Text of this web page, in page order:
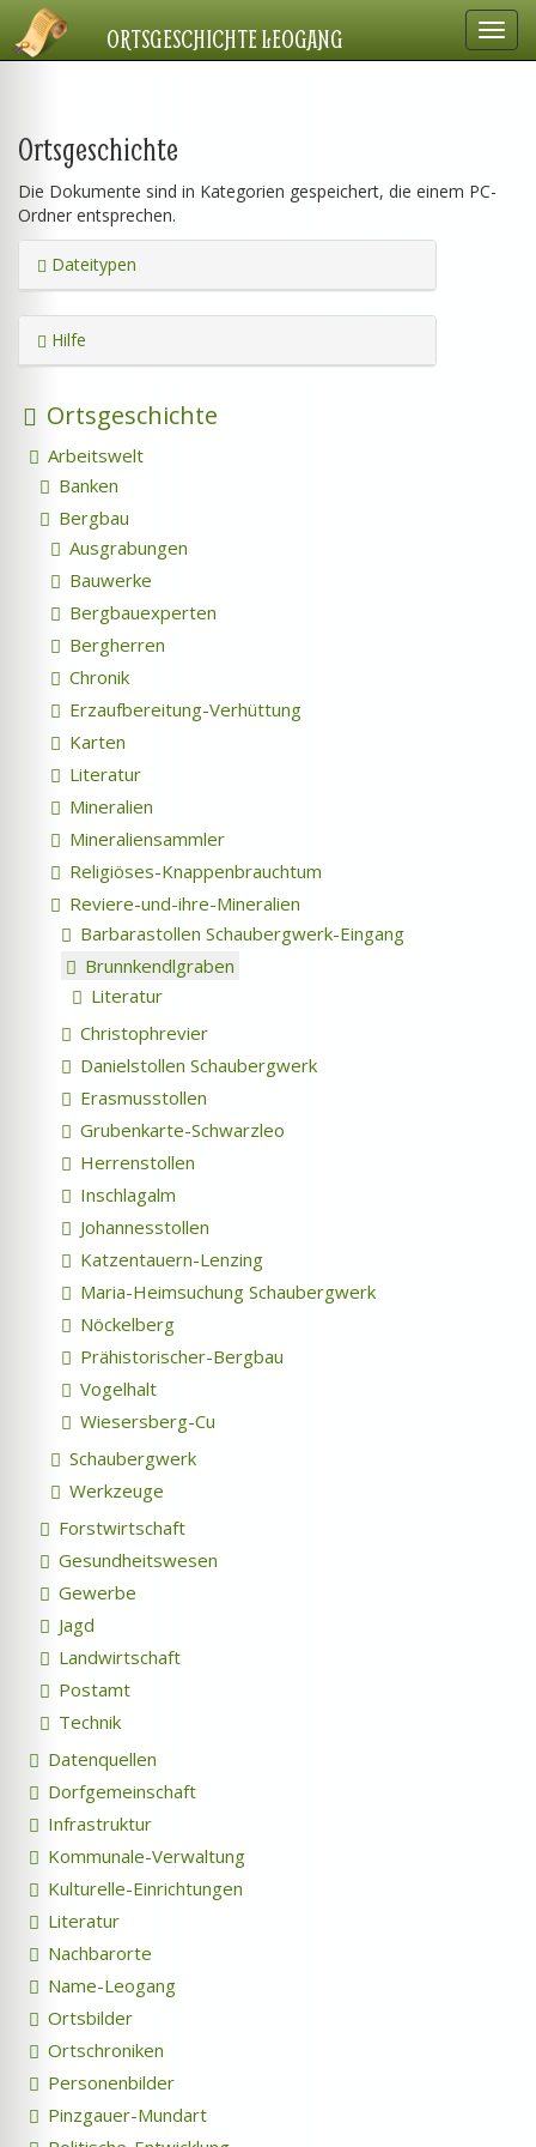
ORTSGESCHICHTE LEOGANG
Ortsgeschichte
Die Dokumente sind in Kategorien gespeichert, die einem PC-
Ordner entsprechen.
Dateitypen
Hilfe
Ortsgeschichte
Arbeitswelt
Banken
Bergbau
Ausgrabungen
Bauwerke
Bergbauexperten
Bergherren
Chronik
Erzaufbereitung-Verhüttung
Karten
Literatur
Mineralien
Mineraliensammler
Religiöses-Knappenbrauchtum
Reviere-und-ihre-Mineralien
Barbarastollen Schaubergwerk-Eingang
Brunnkendlgraben
Literatur
Christophrevier
Danielstollen Schaubergwerk
Erasmusstollen
Grubenkarte-Schwarzleo
Herrenstollen
Inschlagalm
Johannesstollen
Katzentauern-Lenzing
Maria-Heimsuchung Schaubergwerk
Nöckelberg
Prähistorischer-Bergbau
Vogelhalt
Wiesersberg-Cu
Schaubergwerk
Werkzeuge
Forstwirtschaft
Gesundheitswesen
Gewerbe
Jagd
Landwirtschaft
Postamt
Technik
Datenquellen
Dorfgemeinschaft
Infrastruktur
Kommunale-Verwaltung
Kulturelle-Einrichtungen
Literatur
Nachbarorte
Name-Leogang
Ortsbilder
Ortschroniken
Personenbilder
Pinzgauer-Mundart